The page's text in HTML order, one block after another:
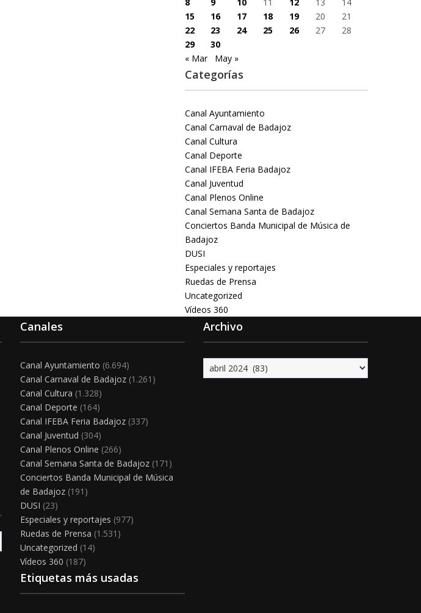
15
16 17 18 19 20
21
22
23 24 25 26 27
28
29
30
« Mar
May »
Categorías
Canal Ayuntamiento
Canal Carnaval de Badajoz
Canal Cultura
Canal Deporte
Canal IFEBA Feria Badajoz
Canal Juventud
Canal Plenos Online
Canal Semana Santa de Badajoz
Conciertos Banda Municipal de Música de
Badajoz
DUSI
Especiales y reportajes
Ruedas de Prensa
Uncategorized
Vídeos 360
Canales
Canal Ayuntamiento (6.694)
Canal Carnaval de Badajoz (1.261)
Canal Cultura (1.328)
Canal Deporte (164)
Canal IFEBA Feria Badajoz (337)
Canal Juventud (304)
Canal Plenos Online (266)
Canal Semana Santa de Badajoz (171)
Conciertos Banda Municipal de Música
de Badajoz (191)
DUSI (23)
Especiales y reportajes (977)
Ruedas de Prensa (1.531)
Uncategorized (14)
Vídeos 360 (187)
Etiquetas más usadas
Archivo
Archivo